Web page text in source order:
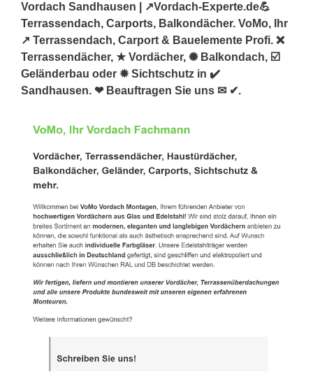
Vordach Sandhausen | ↗️Vordach-Experte.de💪
Terrassendach, Carports, Balkondächer. VoMo, Ihr
↗️ Terrassendach, Carport & Bauelemente Profi. ❌
Terrassendächer, ★ Vordächer, ✺ Balkondach, ☑️
Geländerbau oder ✹ Sichtschutz in ✔️
Sandhausen. ❤ Beauftragen Sie uns ✉ ✔.